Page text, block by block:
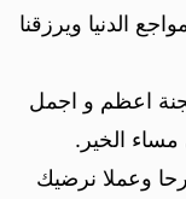
الدنيا ويرزقنا
اعظم و اجمل
مساء الخير.
وعملا نرضيك